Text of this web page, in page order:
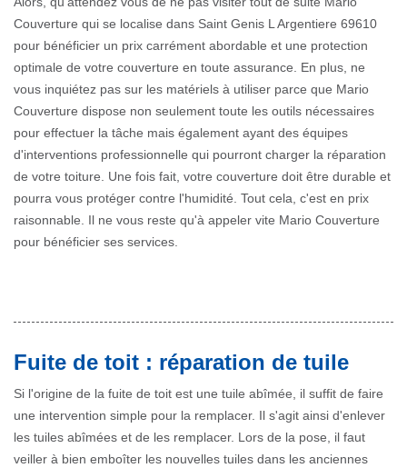
Couverture qui se localise dans Saint Genis L Argentiere 69610
pour bénéficier un prix carrément abordable et une protection
optimale de votre couverture en toute assurance. En plus, ne
vous inquiétez pas sur les matériels à utiliser parce que Mario
Couverture dispose non seulement toute les outils nécessaires
pour effectuer la tâche mais également ayant des équipes
d'interventions professionnelle qui pourront charger la réparation
de votre toiture. Une fois fait, votre couverture doit être durable et
pourra vous protéger contre l'humidité. Tout cela, c'est en prix
raisonnable. Il ne vous reste qu'à appeler vite Mario Couverture
pour bénéficier ses services.
Fuite de toit : réparation de tuile
Si l'origine de la fuite de toit est une tuile abîmée, il suffit de faire
une intervention simple pour la remplacer. Il s'agit ainsi d'enlever
les tuiles abîmées et de les remplacer. Lors de la pose, il faut
veiller à bien emboîter les nouvelles tuiles dans les anciennes